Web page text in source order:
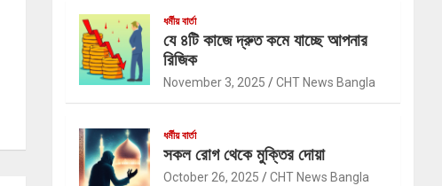
ধর্মীয় বার্তা
যে ৪টি কাজে দ্রুত কমে যাচ্ছে আপনার
রিজিক
November 3, 2025 CHT News Bangla
ধর্মীয় বার্তা
সকল রোগ থেকে মুক্তির দোয়া
October 26, 2025 CHT News Bangla